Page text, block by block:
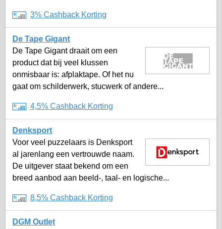
3% Cashback Korting
De Tape Gigant
De Tape Gigant draait om een
product dat bij veel klussen
onmisbaar is: afplaktape. Of het nu
gaat om schilderwerk, stucwerk of andere...
4,5% Cashback Korting
Denksport
Voor veel puzzelaars is Denksport
al jarenlang een vertrouwde naam.
De uitgever staat bekend om een
breed aanbod aan beeld-, taal- en logische...
8,5% Cashback Korting
DGM Outlet